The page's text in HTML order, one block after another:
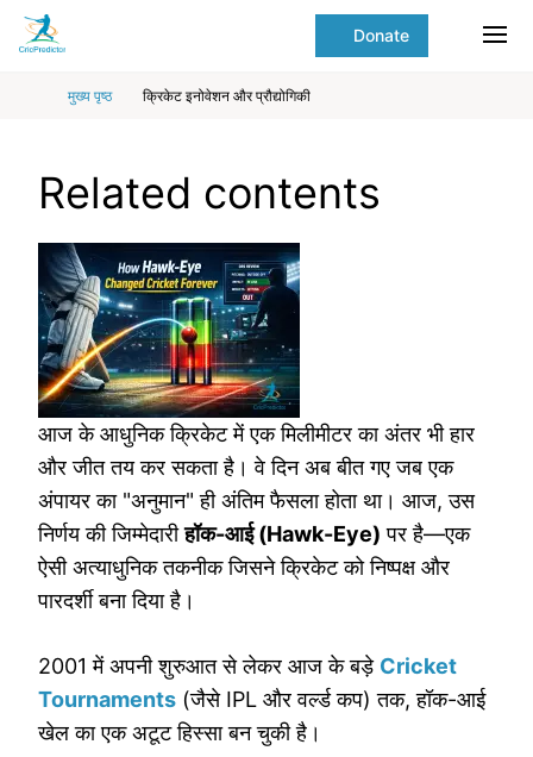
Skip to Main content
Donate
मुख्य पृष्ठ क्रिकेट इनोवेशन और प्रौद्योगिकी
main
content
Related contents
आज के आधुनिक क्रिकेट में एक मिलीमीटर का अंतर भी हार
और जीत तय कर सकता है। वे दिन अब बीत गए जब एक
अंपायर का "अनुमान" ही अंतिम फैसला होता था। आज, उस
निर्णय की जिम्मेदारीहॉक-आई (Hawk-Eye) पर है—एक
ऐसी अत्याधुनिक तकनीक जिसने क्रिकेट को निष्पक्ष और
पारदर्शी बना दिया है।
2001 में अपनी शुरुआत से लेकर आज के बड़े Cricket
Tournaments (जैसे IPL और वर्ल्ड कप) तक, हॉक-आई
खेल का एक अटूट हिस्सा बन चुकी है।